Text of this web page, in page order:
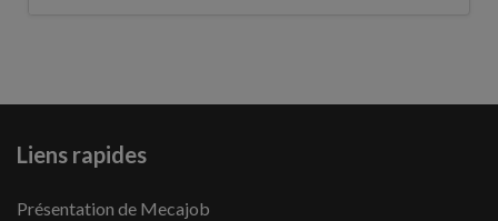
Liens rapides
Présentation de Mecajob